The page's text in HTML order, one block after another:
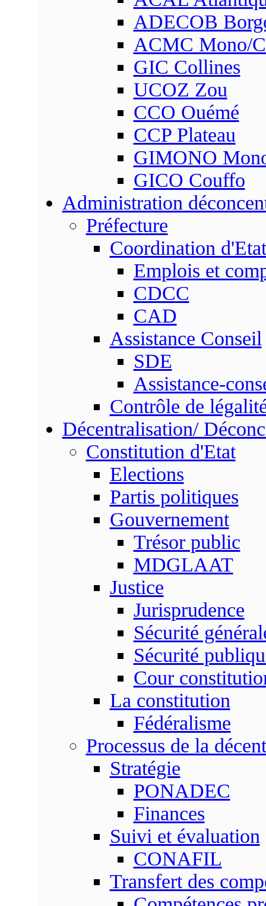
ADECOB
ACMC Mono/
GIC Collines
UCOZ Zou
CCO Ouémé
CCP Plateau
GIMONO
GICO Couffo
Administration
Préfecture
Coordination d'Etat
Emplois et
CDCC
CAD
Assistance Conseil
SDE
Assistance-
Contrôle de
Décentralisation/
Constitution d'Etat
Elections
Partis politiques
Gouvernement
Trésor public
MDGLAAT
Justice
Jurisprudence
Sécurité
Sécurité
Cour
La constitution
Fédéralisme
Processus de la
Stratégie
PONADEC
Finances
Suivi et évaluation
CONAFIL
Transfert des